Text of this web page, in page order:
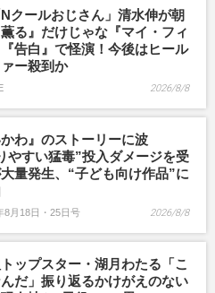
クールおじさん」清水伸が朝
る』だけじゃな『マイ・フィ
告白』で怪演！今後はヒール
ー殺到か
2026/8/8
かわ』のストーリーに波
やすい猛毒”投入ダメージを受
量発生、“子ども向け作品”に
8月18日・25日号 2026/8/8
ップスター・湖月わたる「こ
だ」振り返るかけがえのない